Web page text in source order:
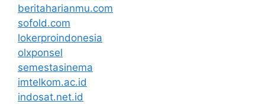
beritaharianmu.com
sofold.com
lokerproindonesia
olxponsel
semestasinema
imtelkom.ac.id
indosat.net.id